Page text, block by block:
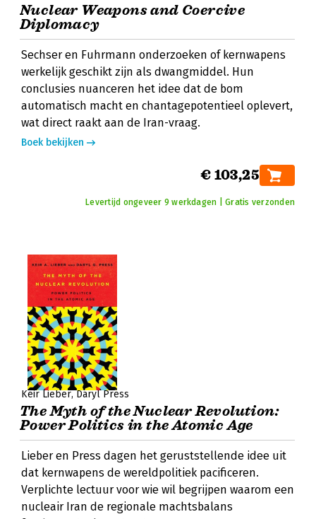
Nuclear Weapons and Coercive
Diplomacy
Sechser en Fuhrmann onderzoeken of kernwapens
werkelijk geschikt zijn als dwangmiddel. Hun
conclusies nuanceren het idee dat de bom
automatisch macht en chantagepotentieel oplevert,
wat direct raakt aan de Iran-vraag.
Boek bekijken
€ 103,25
Levertijd ongeveer 9 werkdagen | Gratis verzonden
Keir Lieber Daryl Press
The Myth of the Nuclear Revolution:
Power Politics in the Atomic Age
Lieber en Press dagen het geruststellende idee uit
dat kernwapens de wereldpolitiek pacificeren.
Verplichte lectuur voor wie wil begrijpen waarom een
nucleair Iran de regionale machtsbalans